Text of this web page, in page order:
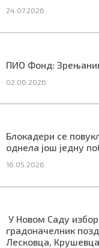
24.07.2026.
ПИО Фонд:
02.06.2026.
Блокадери се
однела још једну
16.05.2026.
У Новом Саду избор
градоначелник
Лесковца,
ЗЕЛЕНИ ГРАД
ВИДЕО
СПЕЦИЈАЛИ
БЛОГ
СВЕТ
ЖИВОТ И СТИЛ
БИЗНИС